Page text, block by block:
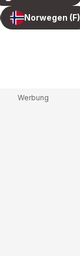
Norwegen (F)